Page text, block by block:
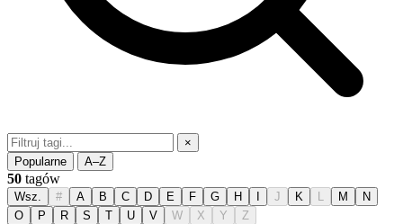
×
Popularne
A–Z
50 tagów
Wsz. # A B C D E F G H J K L M
N
O
P R S T U V W X Y Z